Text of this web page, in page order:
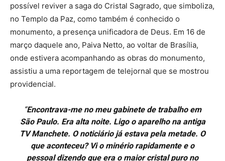
possível reviver a saga do Cristal Sagrado, que simboliza,
no Templo da Paz, como também é conhecido o
monumento, a presença unificadora de Deus. Em 16 de
março daquele ano, Paiva Netto, ao voltar de Brasília,
onde estivera acompanhando as obras do monumento,
assistiu a uma reportagem de telejornal que se mostrou
providencial.
“Encontrava-me no meu gabinete de trabalho em
São Paulo. Era alta noite. Ligo o aparelho na antiga
TV Manchete. O noticiário já estava pela metade. O
que aconteceu? Vi o minério rapidamente e o
pessoal dizendo que era o maior cristal puro no